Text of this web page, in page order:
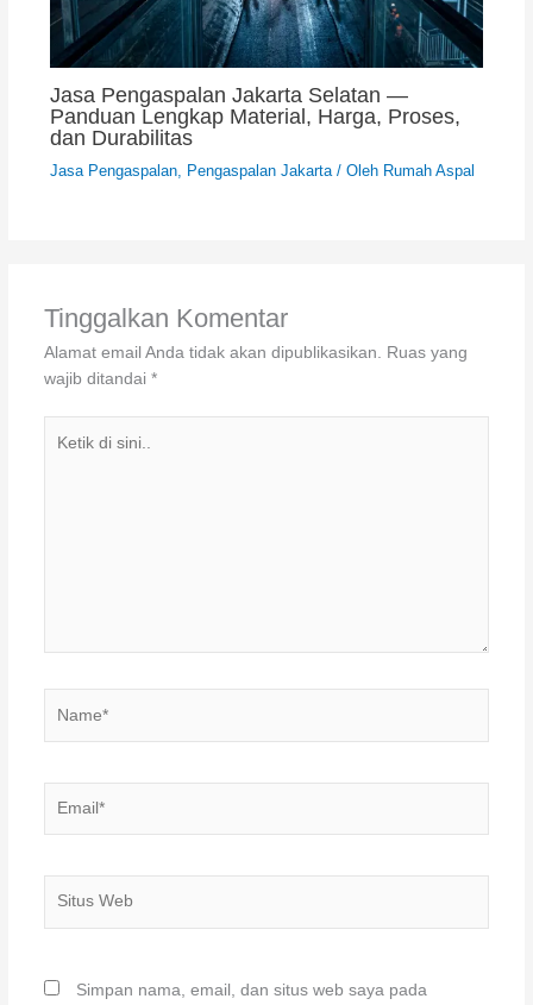
Jasa Pengaspalan Jakarta Selatan —
Panduan Lengkap Material, Harga, Proses,
dan Durabilitas
Jasa Pengaspalan, Pengaspalan Jakarta/ Oleh Rumah Aspal
Tinggalkan Komentar
Alamat email Anda tidak akan dipublikasikan.
Ruas yang
wajib ditandai *
Simpan nama, email, dan situs web saya pada